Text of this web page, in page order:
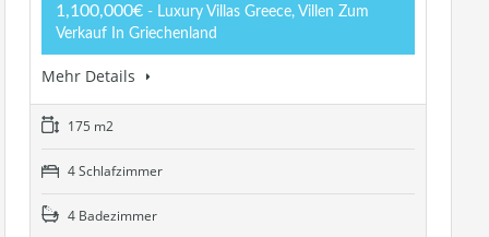
1,100,000€ - Luxury Villas Greece, Villen Zum
Verkauf In Griechenland
Mehr Details
175 m2
4 Schlafzimmer
4 Badezimmer